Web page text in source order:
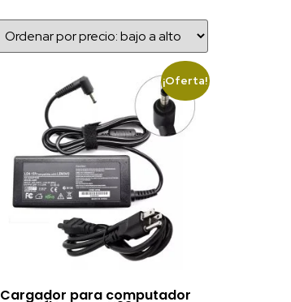
¡Oferta!
Cargador para computador